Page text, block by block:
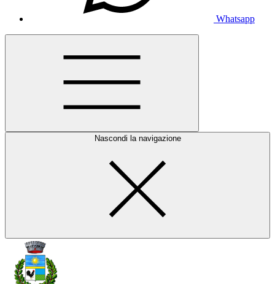
Whatsapp
Nascondi la navigazione